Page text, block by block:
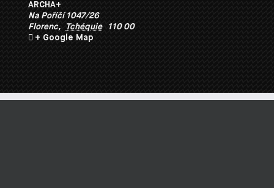
ARCHA+
Na Poříčí 1047/26
Florenc, Tchéquie
110 00
+ Google Map